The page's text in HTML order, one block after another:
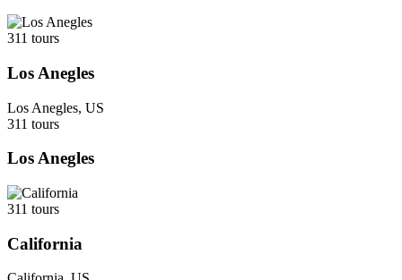
311 tours
Los Anegles
Los Anegles, US
311 tours
Los Anegles
311 tours
California